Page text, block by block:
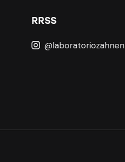
RRSS
@laboratoriozahnen